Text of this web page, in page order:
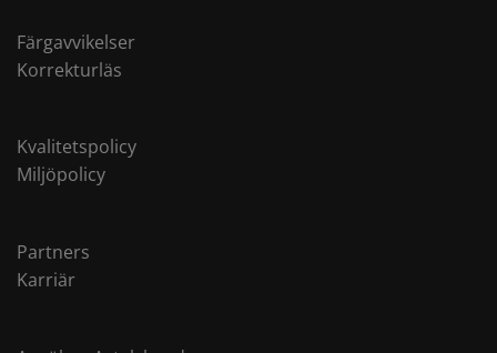
Färgavvikelser
Korrekturläs
Kvalitetspolicy
Miljöpolicy
Partners
Karriär